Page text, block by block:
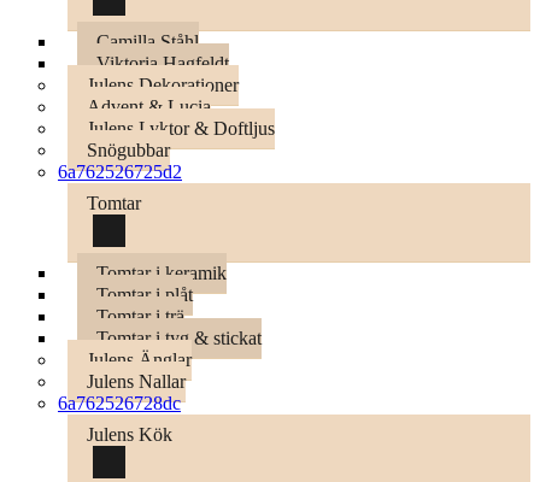
Camilla Ståhl
Viktoria Hagfeldt
Julens Dekorationer
Advent & Lucia
Julens Lyktor & Doftljus
Snögubbar
6a762526725d2
Tomtar
Tomtar i keramik
Tomtar i plåt
Tomtar i trä
Tomtar i tyg & stickat
Julens Änglar
Julens Nallar
6a762526728dc
Julens Kök